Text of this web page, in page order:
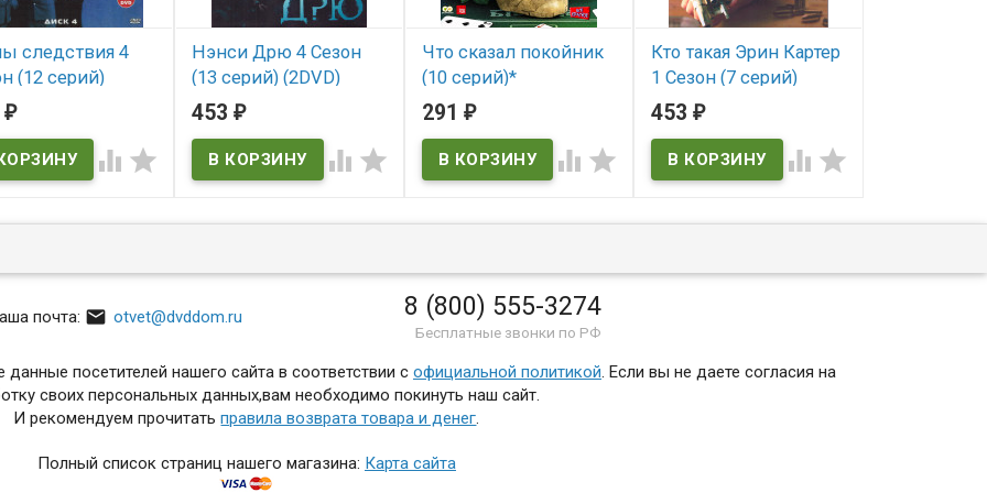
следствия 4
(12 серий)
₽
 
Нэнси Дрю 4 Сезон
(13 серий) (2DVD)
(Nancy Drew)
В наличии
Nancy Drew
453₽
 
Что сказал покойник
(10 серий)*
В наличии
291 ₽
 
Кто такая Эрин Картер
1 Сезон (7 серий)
(2DVD) (Who's Harry
453₽
 
почта:  otvet@dvddom.ru 8 (800) 555-3274
Бесплатные звонки по РФ
посетителей нашего сайта в соответствии с официальной политикой . Если вы не даете согласия на
своих персональных данных,вам необходимо покинуть наш сайт.
И рекомендуем прочитатьправила возврата товара и денег
Полный список страниц нашего магазина: Карта сайта